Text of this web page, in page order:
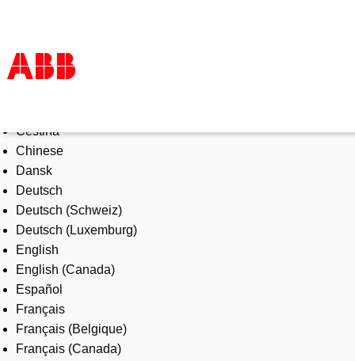
Products & Solutions
Industries
Services
About us
Where to buy
Contact us
Careers
Čeština
Chinese
Dansk
Deutsch
Deutsch (Schweiz)
Deutsch (Luxemburg)
English
English (Canada)
Español
Français
Français (Belgique)
Français (Canada)